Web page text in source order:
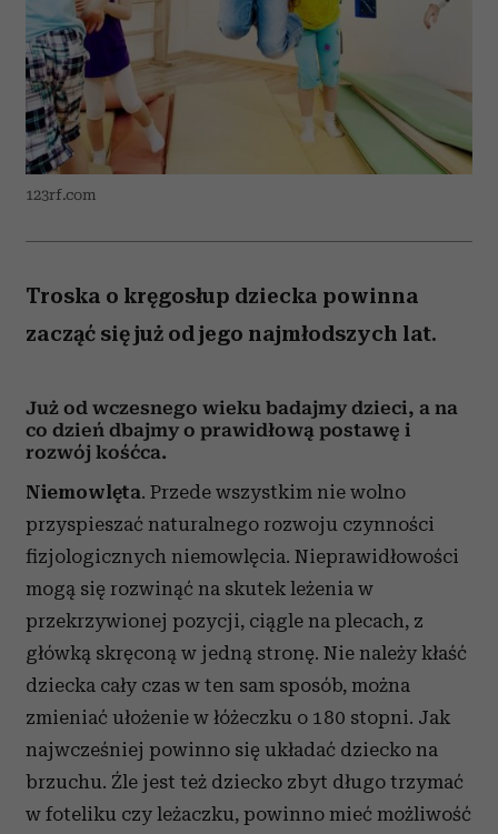
123rf.com
Troska o kręgosłup dziecka powinna
zacząć się już od jego najmłodszych lat.
Już od wczesnego wieku badajmy dzieci, a na
co dzień dbajmy o prawidłową postawę i
rozwój kośćca.
Niemowlęta. Przede wszystkim nie wolno
przyspieszać naturalnego rozwoju czynności
fizjologicznych niemowlęcia. Nieprawidłowości
mogą się rozwinąć na skutek leżenia w
przekrzywionej pozycji, ciągle na plecach, z
główką skręconą w jedną stronę. Nie należy kłaść
dziecka cały czas w ten sam sposób, można
zmieniać ułożenie w łóżeczku o 180 stopni. Jak
najwcześniej powinno się układać dziecko na
brzuchu. Źle jest też dziecko zbyt długo trzymać
w foteliku czy leżaczku, powinno mieć możliwość